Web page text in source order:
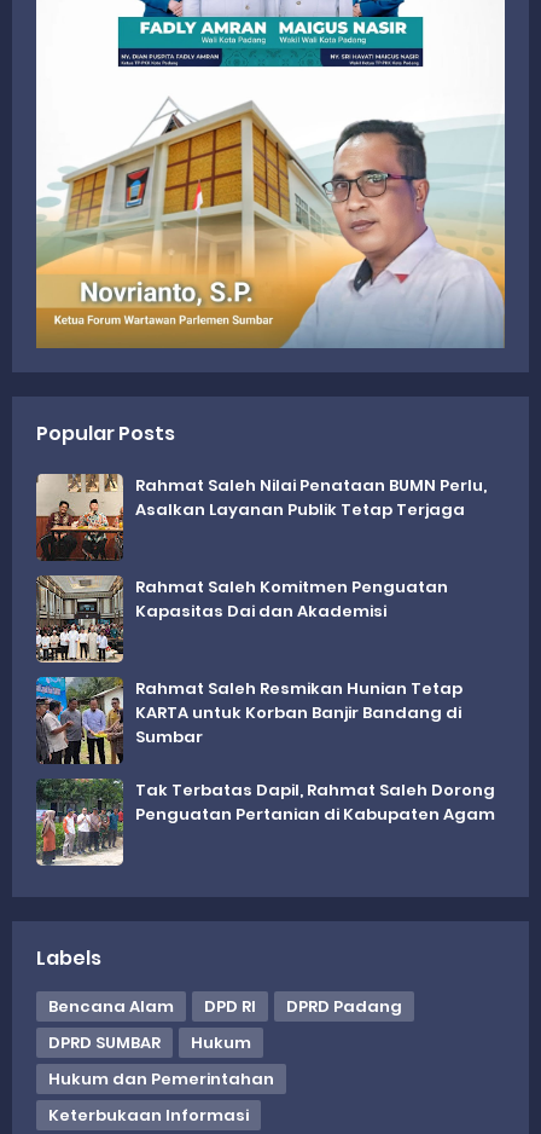
Popular Posts
Rahmat Saleh Nilai Penataan BUMN Perlu,
Asalkan Layanan Publik Tetap Terjaga
Rahmat Saleh Komitmen Penguatan
Kapasitas Dai dan Akademisi
Rahmat Saleh Resmikan Hunian Tetap
KARTA untuk Korban Banjir Bandang di
Sumbar
Tak Terbatas Dapil, Rahmat Saleh Dorong
Penguatan Pertanian di Kabupaten Agam
Labels
Bencana Alam DPD RI
DPRD Padang
DPRD SUMBAR
Hukum
Hukum dan Pemerintahan
Keterbukaan Informasi